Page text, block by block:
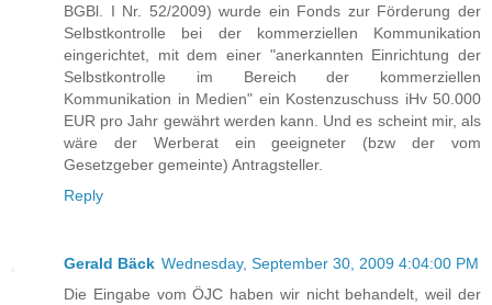
BGBl. I Nr. 52/2009) wurde ein Fonds zur Förderung der
Selbstkontrolle bei der kommerziellen Kommunikation
eingerichtet, mit dem einer "anerkannten Einrichtung der
Selbstkontrolle im Bereich der kommerziellen
Kommunikation in Medien" ein Kostenzuschuss iHv 50.000
EUR pro Jahr gewährt werden kann. Und es scheint mir, als
wäre der Werberat ein geeigneter (bzw der vom
Gesetzgeber gemeinte) Antragsteller.
Reply
Gerald Bäck Wednesday, September 30, 2009 4:04:00 PM
Die Eingabe vom ÖJC haben wir nicht behandelt, weil der